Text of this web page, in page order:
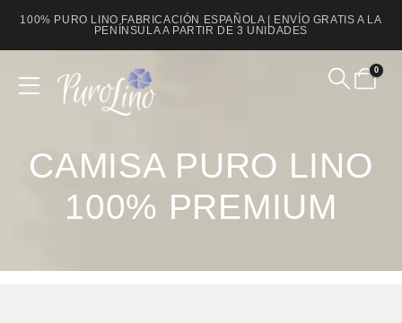
100% PURO LINO FABRICACIÓN ESPAÑOLA | ENVÍO GRATIS A LA
PENÍNSULA A PARTIR DE 3 UNIDADES
0
CAMISA PURO LINO
100% PREMIUM